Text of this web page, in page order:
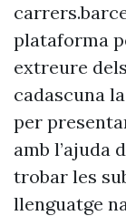
plataforma
extreure
cadascuna
per
amb l’ajuda
trobar les
llenguatge